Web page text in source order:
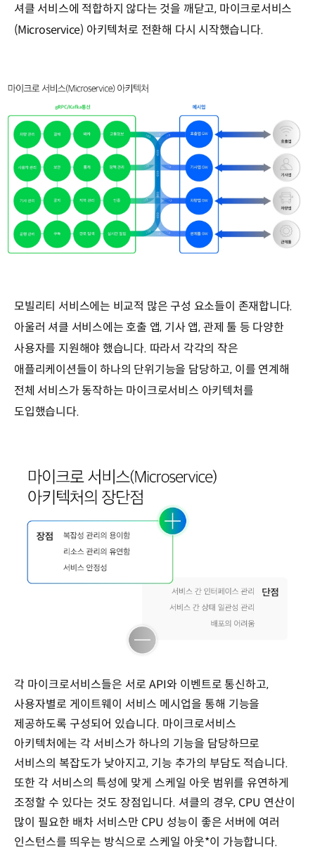
셔클 서비스에 적합하지 않다는 것을 깨닫고, 마이크로서비스
(Microservice) 아키텍처로 전환해 다시 시작했습니다.
모빌리티 서비스에는 비교적 많은 구성 요소들이 존재합니다.
아울러 셔클 서비스에는 호출 앱, 기사 앱, 관제 툴 등 다양한
사용자를 지원해야 했습니다. 따라서 각각의 작은
애플리케이션들이 하나의 단위기능을 담당하고, 이를 연계해
전체 서비스가 동작하는 마이크로서비스 아키텍처를
도입했습니다.
각 마이크로서비스들은 서로 API와 이벤트로 통신하고,
사용자별로 게이트웨이 서비스 메시업을 통해 기능을
제공하도록 구성되어 있습니다. 마이크로서비스
아키텍처에는 각 서비스가 하나의 기능을 담당하므로
서비스의 복잡도가 낮아지고, 기능 추가의 부담도 적습니다.
또한 각 서비스의 특성에 맞게 스케일 아웃 범위를 유연하게
조정할 수 있다는 것도 장점입니다. 셔클의 경우, CPU 연산이
많이 필요한 배차 서비스만 CPU 성능이 좋은 서버에 여러
인스턴스를 띄우는 방식으로 스케일 아웃*이 가능합니다.